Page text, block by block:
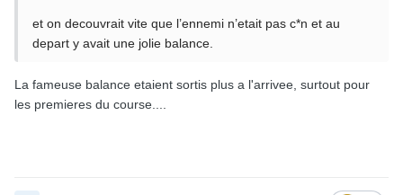
et on decouvrait vite que l’ennemi n’etait pas c*n et au
depart y avait une jolie balance.
La fameuse balance etaient sortis plus a l'arrivee, surtout pour
les premieres du course....